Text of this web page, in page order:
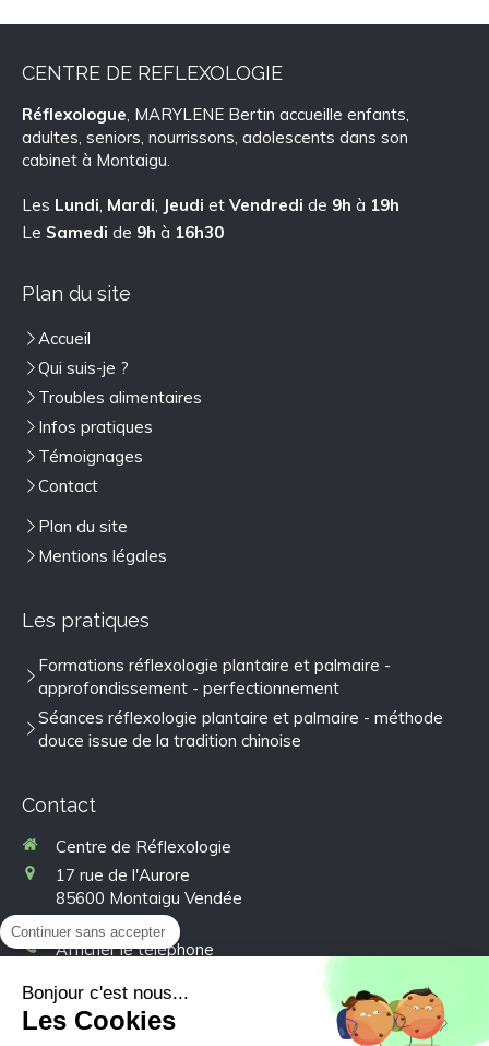
CENTRE DE REFLEXOLOGIE
Réflexologue , MARYLENE Bertin accueille enfants,
adultes, seniors, nourrissons, adolescents dans son
cabinet à Montaigu.
Les Lundi Mardi Jeudi et Vendredi de 9h à 19h
Le Samedi de 9h à 16h30
Plan du site
Accueil
Qui suis-je ?
Troubles alimentaires
Infos pratiques
Témoignages
Contact
Plan du site
Mentions légales
Les pratiques
Formations réflexologie plantaire et palmaire -
approfondissement - perfectionnement
Séances réflexologie plantaire et palmaire - méthode
douce issue de la tradition chinoise
Contact
Centre de Réflexologie
17 rue de l'Aurore
85600 Montaigu Vendée
France
Afficher le téléphone
Prendre rendez-vous
Continuer sans accepter
Bonjour c'est nous...
Les Cookies